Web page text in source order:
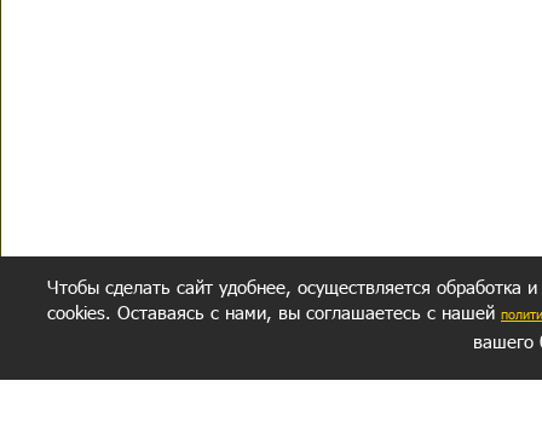
Чтобы сделать сайт удобнее, осуществляется обработка
cookies. Оставаясь с нами, вы соглашаетесь с нашей
вашего